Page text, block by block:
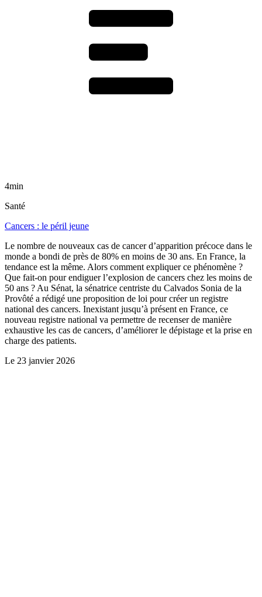
4min
Santé
Cancers : le péril jeune
Le nombre de nouveaux cas de cancer d’apparition précoce dans le
monde a bondi de près de 80% en moins de 30 ans. En France, la
tendance est la même. Alors comment expliquer ce phénomène ?
Que fait-on pour endiguer l’explosion de cancers chez les moins de
50 ans ? Au Sénat, la sénatrice centriste du Calvados Sonia de la
Provôté a rédigé une proposition de loi pour créer un registre
national des cancers. Inexistant jusqu’à présent en France, ce
nouveau registre national va permettre de recenser de manière
exhaustive les cas de cancers, d’améliorer le dépistage et la prise en
charge des patients.
Le 23 janvier 2026